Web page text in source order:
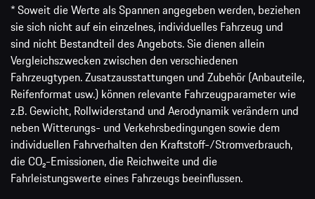
* Soweit die Werte als Spannen angegeben werden, beziehen
sie sich nicht auf ein einzelnes, individuelles Fahrzeug und
sind nicht Bestandteil des Angebots. Sie dienen allein
Vergleichszwecken zwischen den verschiedenen
Fahrzeugtypen. Zusatzausstattungen und Zubehör (Anbauteile,
Reifenformat usw.) können relevante Fahrzeugparameter wie
z.B. Gewicht, Rollwiderstand und Aerodynamik verändern und
neben Witterungs- und Verkehrsbedingungen sowie dem
individuellen Fahrverhalten den Kraftstoff-/Stromverbrauch,
die CO₂-Emissionen, die Reichweite und die
Fahrleistungswerte eines Fahrzeugs beeinflussen.